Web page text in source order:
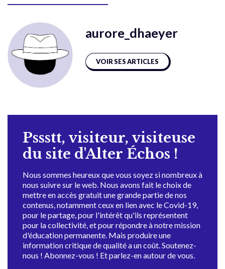
aurore_dhaeyer
VOIR SES ARTICLES
Pssstt, visiteur, visiteuse
du site d'Alter Échos !
Nous sommes heureux que vous soyez si nombreux à
nous suivre sur le web. Nous avons fait le choix de
mettre en accès gratuit une grande partie de nos
contenus, notamment ceux en lien avec le Covid-19,
pour le partage, pour l'intérêt qu'ils représentent
pour la collectivité, et pour répondre à notre mission
d'éducation permanente. Mais produire une
information critique de qualité a un coût. Soutenez-
nous ! Abonnez-vous ! Et parlez-en autour de vous.